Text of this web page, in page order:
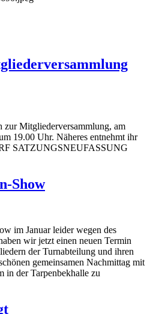
Mitgliederversammlung, am
19.00 Uhr. Näheres entnehmt ihr
SATZUNGSNEUFASSUNG
Show
im Januar leider wegen des
wir jetzt einen neuen Termin
der Turnabteilung und ihren
gemeinsamen Nachmittag mit
in der Tarpenbekhalle zu